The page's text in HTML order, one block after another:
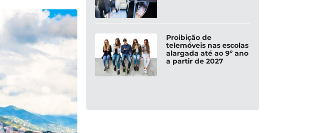
Proibição de
telemóveis nas escolas
alargada até ao 9º ano
a partir de 2027